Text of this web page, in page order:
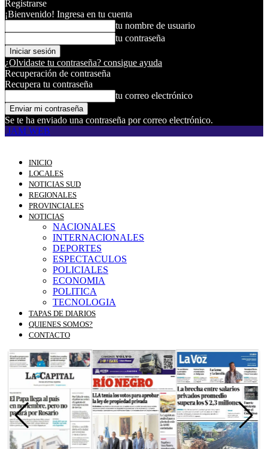
Registrarse
¡Bienvenido! Ingresa en tu cuenta
tu nombre de usuario
tu contraseña
¿Olvidaste tu contraseña? consigue ayuda
Recuperación de contraseña
Recupera tu contraseña
tu correo electrónico
Se te ha enviado una contraseña por correo electrónico.
JAM WEB
INICIO
LOCALES
NOTICIAS SUD
REGIONALES
PROVINCIALES
NOTICIAS
NACIONALES
INTERNACIONALES
DEPORTES
ESPECTACULOS
POLICIALES
ECONOMIA
POLITICA
TECNOLOGIA
TAPAS DE DIARIOS
QUIENES SOMOS?
CONTACTO